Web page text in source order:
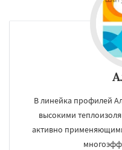
В линейка профилей
высокими
активно